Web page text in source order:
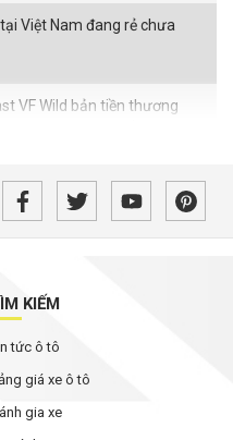
Việt Nam đang rẻ chưa
VF Wild bản tiền thương
bằng giá bán, các hãng ô
hạn bảo hành
Mai Phương Thúy
quy định mới về giao
biết
KIẾM
tức ô tô
giá xe ô tô
gia xe